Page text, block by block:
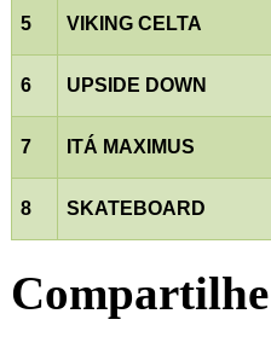
5 VIKING CELTA
6 UPSIDE DOWN
7 ITÁ MAXIMUS
8 SKATEBOARD
Compartilhe